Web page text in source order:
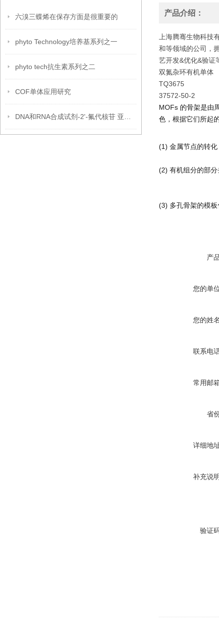
六溴三蝶烯在保存方面是很重要的
phyto Technology培养基系列之一
phyto tech抗生素系列之二
COF单体应用研究
产品介绍：
上海腾骞生物科
和等领域的公司，
艺开发&优化&验证
双氮杂环有机单体
TQ3675
37572-50-2
MOFs 的骨架是由
色，根据它们所起
(1) 金属节点的转化
(2) 有机组分的部分
(3) 多孔骨架的模板
产
您的单
您的姓
联系电
常用邮
省
详细地
补充说
验证